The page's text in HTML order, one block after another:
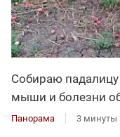
Собираю
мыши и болезни
Панорама 3 минуты